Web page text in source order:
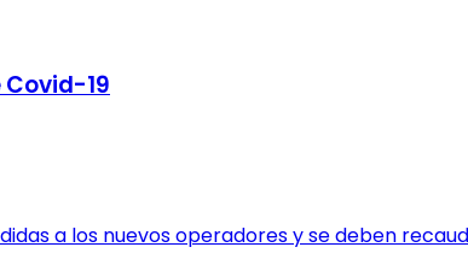
19
a los nuevos operadores y se deben